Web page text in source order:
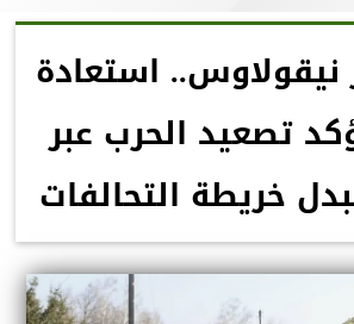
نيقولاوس.. استعادة
تصعيد الحرب عبر
خريطة التحالفات